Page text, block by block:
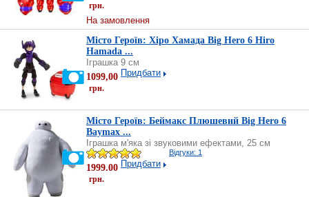
грн.
На замовлення
Місто Героїв: Хіро Хамада Big Hero 6 Hiro
Hamada ...
Іграшка 9 см
1099,00
грн.
Придбати
Місто Героїв: Беймакс Плюшевий Big Hero 6
Baymax ...
Іграшка м'яка зі звуковими ефектами, 25 см
Відгуки: 1
1999.00
грн.
Придбати